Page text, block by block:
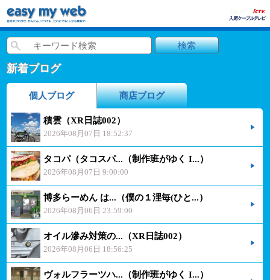
新着ブログ
個人ブログ 商店ブログ
積雲（XR日誌002）
2026年08月07日 18:52:37
タコパ（タコスパ...（制作班がゆく I...）
2026年08月07日 9:00:00
博多らーめん は...（僕の１浬毎(ひと...）
2026年08月06日 23:59:00
オイル滲み対策の...（XR日誌002）
2026年08月06日 18:56:25
ヴォルフラーツハ...（制作班がゆく I...）